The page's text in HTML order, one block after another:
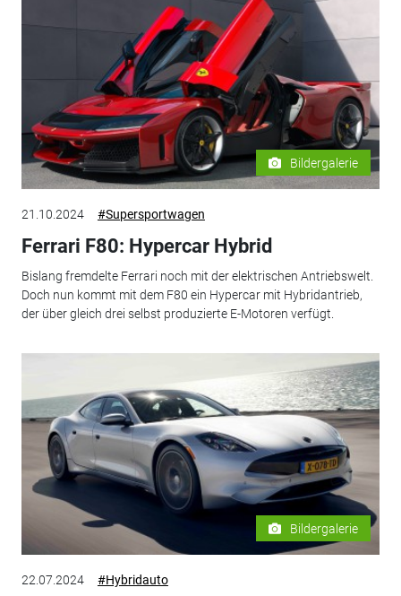
Bildergalerie
21.10.2024 #Supersportwagen
Ferrari F80: Hypercar Hybrid
Bislang fremdelte Ferrari noch mit der elektrischen Antriebswelt.
Doch nun kommt mit dem F80 ein Hypercar mit Hybridantrieb,
der über gleich drei selbst produzierte E-Motoren verfügt.
Bildergalerie
22.07.2024 #Hybridauto